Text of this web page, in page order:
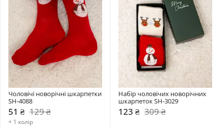
Чоловічі новорічні шкарпетки
SH-4088
51 ₴ 129 ₴
+ 1 колір
Набір чоловічих новорічних
шкарпеток SH-3029
123 ₴ 309 ₴